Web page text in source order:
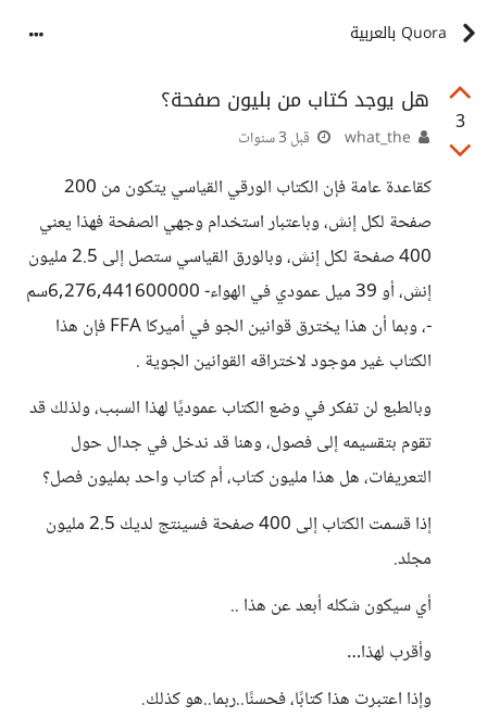
Quora بالعربية
3
هل يوجد كتاب من بليون صفحة؟
قبل 3 سنوات
كقاعدة عامة فإن الكتاب الورقي القياسي يتكون من 200
صفحة لكل إنش، وباعتبار استخدام وجهي الصفحة فهذا يعني
400 صفحة لكل إنش، وبالورق القياسي ستصل إلى 2.5 مليون
إنش، أو 39 ميل عمودي في الهواء- 6,276,441600000سم
-، وبما أن هذا يخترق قوانين الجو في أميركا FFA فإن هذا
الكتاب غير موجود لاختراقه القوانين الجوية .
وبالطبع لن تفكر في وضع الكتاب عموديًا لهذا السبب، ولذلك قد
تقوم بتقسيمه إلى فصول، وهنا قد ندخل في جدال حول
التعريفات، هل هذا مليون كتاب، أم كتاب واحد بمليون فصل؟
إذا قسمت الكتاب إلى 400 صفحة فسينتج لديك 2.5 مليون
مجلد.
أي سيكون شكله أبعد عن هذا ..
وأقرب لهذا…
وإذا اعتبرت هذا كتابًا، فحسنًا..ربما..هو كذلك.